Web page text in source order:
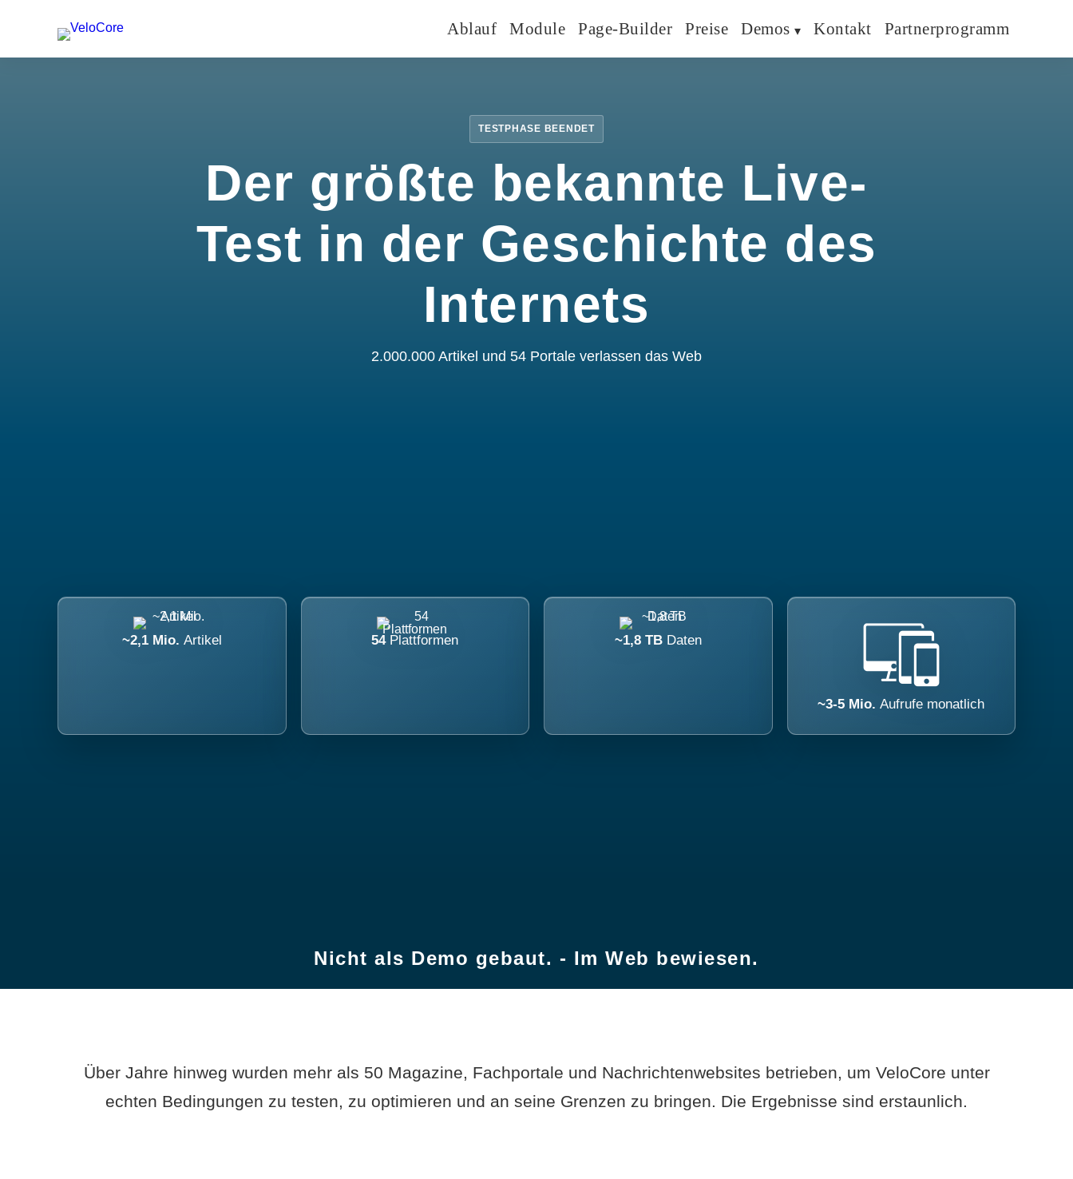
Ablauf Module Page-Builder Preise Demos Kontakt Partnerprogramm
TESTPHASE BEENDET
Der größte bekannte Live-
Test in der Geschichte des
Internets
2.000.000 Artikel und 54 Portale verlassen das Web
~2,1 Mio. Artikel 54 Plattformen ~1,8 TB Daten
~3-5 Mio.Aufrufe monatlich
Nicht als Demo gebaut. - Im Web bewiesen.
Über Jahre hinweg wurden mehr als 50 Magazine, Fachportale und Nachrichtenwebsites betrieben, um VeloCore unter
echten Bedingungen zu testen, zu optimieren und an seine Grenzen zu bringen. Die Ergebnisse sind erstaunlich.